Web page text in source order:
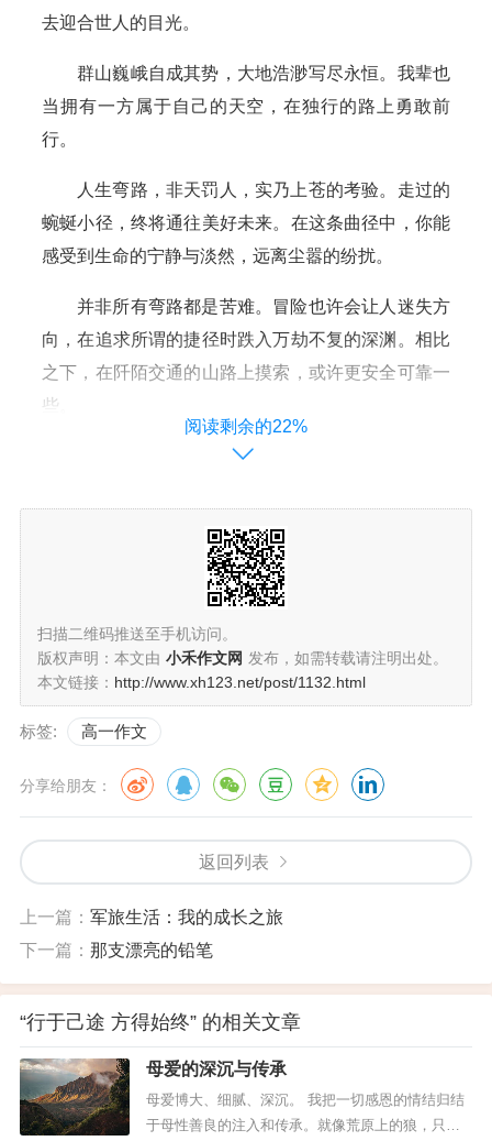
去迎合世人的目光。
群山巍峨自成其势，大地浩渺写尽永恒。我辈也
当拥有一方属于自己的天空，在独行的路上勇敢前
行。
人生弯路，非天罚人，实乃上苍的考验。走过的
蜿蜒小径，终将通往美好未来。在这条曲径中，你能
感受到生命的宁静与淡然，远离尘嚣的纷扰。
并非所有弯路都是苦难。冒险也许会让人迷失方
向，在追求所谓的捷径时跌入万劫不复的深渊。相比
之下，在阡陌交通的山路上摸索，或许更安全可靠一
些。
人生路上，曲折未必全是苦痛。它恰似天籁之音
捷径与弯路，实则有别：虽不是人人都能识得捷
径，但弯路却是每个人都会经过的地方。若非深知捷
径所在，贸然选择只会落得竹篮打水的结局。
谁人不渴望走捷径？只是这条路未必能通向成
功。于是我常问自己："人生的路在何方？"仿佛有声
阅读剩余的22%
扫描二维码推送至手机访问。
版权声明：本文由 小禾作文网 发布，如需转载请注明出处。
本文链接： http://www.xh123.net/post/1132.html
标签: 高一作文
分享给朋友：
返回列表
上一篇： 军旅生活：我的成长之旅
下一篇： 那支漂亮的铅笔
“行于己途 方得始终” 的相关文章
母爱的深沉与传承
母爱博大、细腻、深沉。 我把一切感恩的情结归结
于母性善良的注入和传承。就像荒原上的狼，只有